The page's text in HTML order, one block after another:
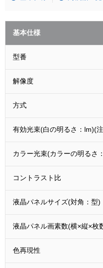
基本仕様
型番
解像度
方式
有効光束(白の明るさ：lm)(
カラー光束(カラーの明るさ
コントラスト比
液晶パネルサイズ(対角：型)
液晶パネル画素数(横×縦×枚
色再現性